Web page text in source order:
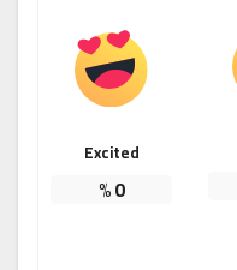
Excited
0
%